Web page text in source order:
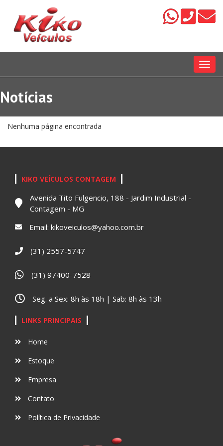
Menu
Notícias
Nenhuma página encontrada
KIKO VEÍCULOS CONTAGEM
Avenida Tito Fulgencio, 188 - Jardim Industrial -
Contagem - MG
Email: kikoveiculos@yahoo.com.br
(31) 2557-5747
(31) 97400-7528
Seg. a Sex: 8h às 18h | Sab: 8h às 13h
LINKS PRINCIPAIS
Home
Estoque
Empresa
Contato
Política de Privacidade